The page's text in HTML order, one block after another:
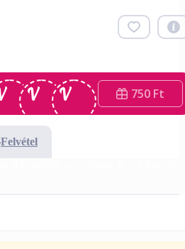
750 Ft
Felvétel